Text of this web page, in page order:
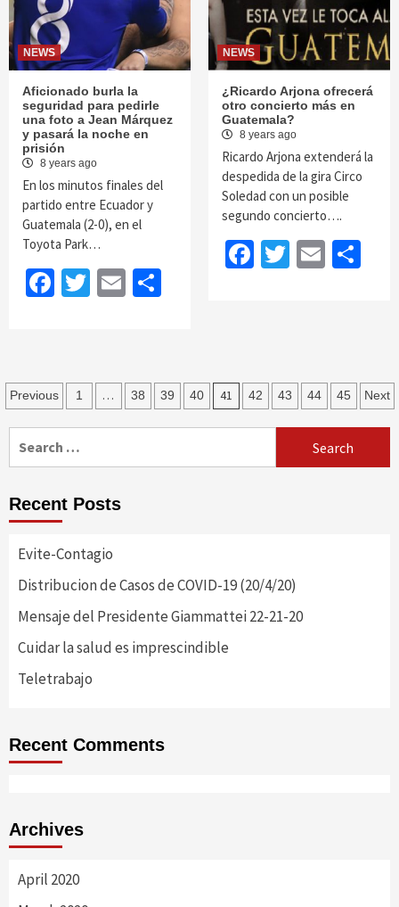
NEWS
Aficionado burla la
seguridad para pedirle
una foto a Jean Márquez
y pasará la noche en
prisión
8 years ago
En los minutos finales del
partido entre Ecuador y
Guatemala (2-0), en el
Toyota Park…
Facebook
Twitter
Email
NEWS
¿Ricardo Arjona ofrecerá
otro concierto más en
Guatemala?
8 years ago
Ricardo Arjona extenderá la
despedida de la gira Circo
Soledad con un posible
segundo concierto….
Facebook
Twitter
Email
Posts
navigation
Previous 1 … 38 39 40 41 42 43 44 45 Next
Recent Posts
Evite-Contagio
Distribucion de Casos de COVID-19 (20/4/20)
Mensaje del Presidente Giammattei 22-21-20
Cuidar la salud es imprescindible
Teletrabajo
Recent Comments
Archives
April 2020